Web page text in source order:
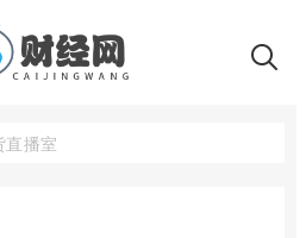
直播室